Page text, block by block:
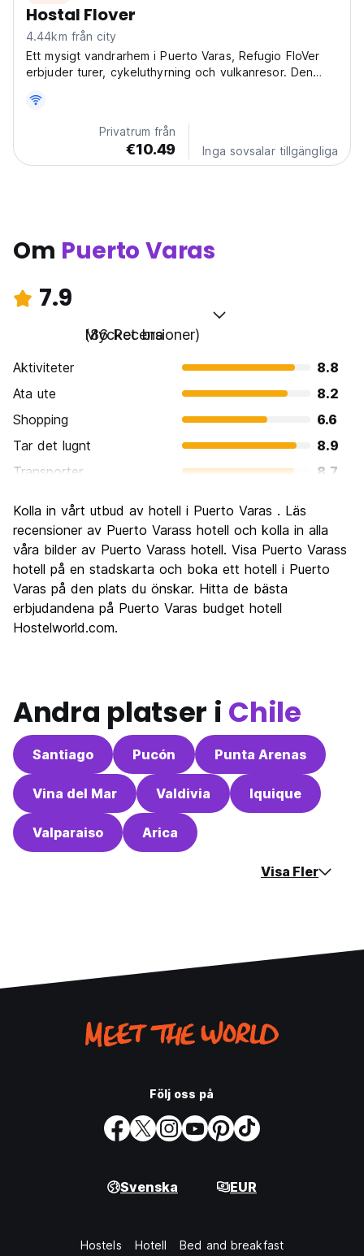
Hostal Flover
4.44km från city
Ett mysigt vandrarhem i Puerto Varas, Refugio FloVer
erbjuder turer, cykeluthyrning och vulkanresor. Den
Llanquihue. (Auto-translated from original language)
Privatrum från
€10.49 Inga sovsalar tillgängliga
Om Puerto Varas
7.9
Mycket bra
(86 Recensioner)
Aktiviteter
8.8
Ata ute
8.2
Shopping
6.6
Tar det lugnt
8.9
Transporter
8.7
Kultur
7.5
Festa
6.4
Värde för pengarna
7.9
Kolla in vårt utbud av hotell i Puerto Varas . Läs
recensioner av Puerto Varass hotell och kolla in alla
våra bilder av Puerto Varass hotell. Visa Puerto Varass
hotell på en stadskarta och boka ett hotell i Puerto
Varas på den plats du önskar. Hitta de bästa
erbjudandena på Puerto Varas budget hotell
Hostelworld.com.
Andra platser i Chile
Santiago Pucón Punta Arenas
Vina del Mar Valdivia Iquique
Valparaiso Arica
Visa Fler
Följ oss på
Svenska EUR
Hostels Hotell Bed and breakfast